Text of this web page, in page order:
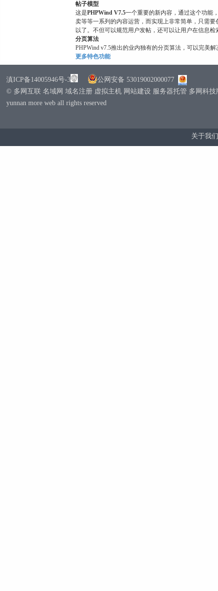
帖子模型
这是PHPWind V7.5一个重要的新内容，通过这个功能
卖等等一系列的内容运营，而实现上非常简单，只需
以了。不但可以规范用户发帖，还可以让用户在信息
分页算法
PHPWind v7.5推出的业内独有的分页算法，可以完美
更多特色功能
滇ICP备14005946号-3
公网安备 53019002000077
© 多网互联 名域网 域名注册 虚拟主机 网站建设 服务器托管 多网科技
yunnan more web all rights reserved
关于我们